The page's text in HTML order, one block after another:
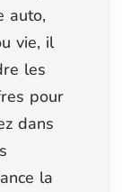
auto,
vie, il
les
pour
dans
la